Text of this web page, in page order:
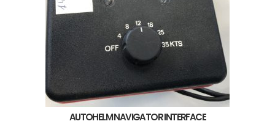
AUTOHELM NAVIGATOR INTERFACE